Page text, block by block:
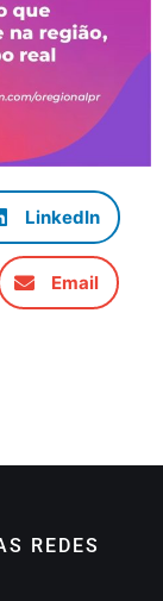
LinkedIn
Email
REDES